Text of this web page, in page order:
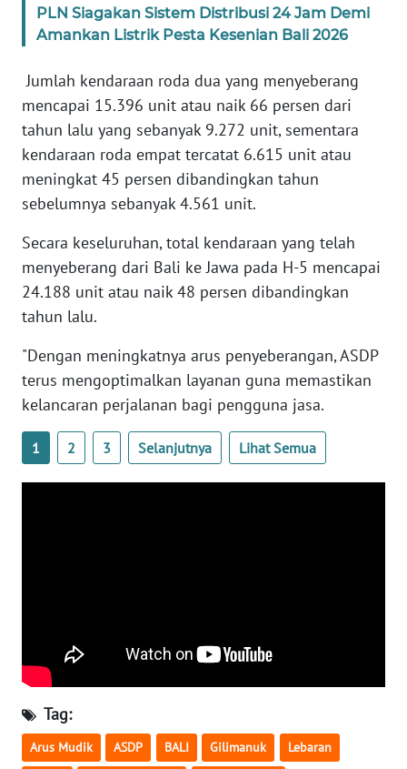
PLN Siagakan Sistem Distribusi 24 Jam Demi
Amankan Listrik Pesta Kesenian Bali 2026
Jumlah kendaraan roda dua yang menyeberang
mencapai 15.396 unit atau naik 66 persen dari
tahun lalu yang sebanyak 9.272 unit, sementara
kendaraan roda empat tercatat 6.615 unit atau
meningkat 45 persen dibandingkan tahun
sebelumnya sebanyak 4.561 unit.
Secara keseluruhan, total kendaraan yang telah
menyeberang dari Bali ke Jawa pada H-5 mencapai
24.188 unit atau naik 48 persen dibandingkan
tahun lalu.
"Dengan meningkatnya arus penyeberangan, ASDP
terus mengoptimalkan layanan guna memastikan
kelancaran perjalanan bagi pengguna jasa.
1 2 3 Selanjutnya Lihat Semua
Tag:
Arus Mudik ASDP BALI Gilimanuk Lebaran
SERAMBI
JAMBI
WN
SULTRA
WN
WN
SULTENG
SULBAR
WN
LAMPUNG
WN
JATENG